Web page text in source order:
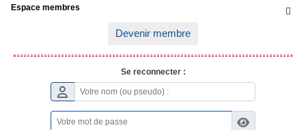

Espace membres
Devenir membre
Se reconnecter :